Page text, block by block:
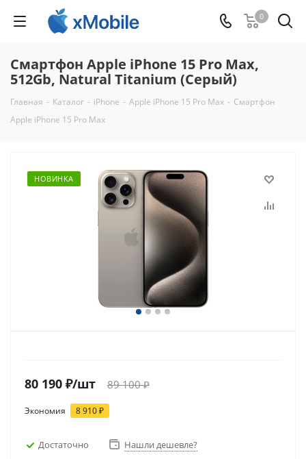
0
Смартфон Apple iPhone 15 Pro Max,
512Gb, Natural Titanium (Серый)
Главная - Каталог - iPhone - Apple iPhone 15 Pro Max - Смартфон
Apple iPhone 15 Pro Max
НОВИНКА
80 190 ₽/шт 89 100₽
Экономия 8 910₽
Достаточно
Нашли дешевле?